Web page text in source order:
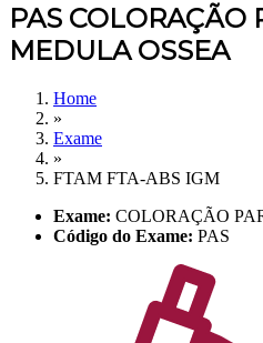
PAS COLORAÇÃO
MEDULA OSSEA
Home
»
Exame
»
FTAM FTA-ABS IGM
Exame: COLORAÇÃO
Código do Exame: PAS